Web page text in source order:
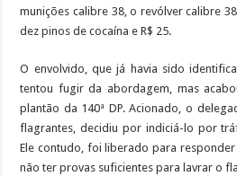
munições calibre 38, o revólver calibre
dez pinos de cocaína e R$ 25.
O envolvido, que já havia sido
tentou fugir da abordagem, mas
plantão da 140ª DP. Acionado, o
flagrantes, decidiu por indiciá-lo por
Ele contudo, foi liberado para
não ter provas suficientes para lavrar o